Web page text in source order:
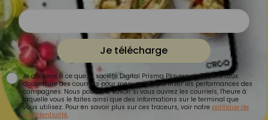
Je télécharge
Je consens à ce que la société Digital Prisma Players analyse le taux
d'ouverture des courriels pour mesurer et optimiser les performances des
campagnes. Nous pourrons savoir si vous ouvrez les courriels, l'heure à
laquelle vous le faites ainsi que des informations sur le terminal que
vous utilisez. Pour en savoir plus sur ces traceurs, voir notre politique de
confidentialité.